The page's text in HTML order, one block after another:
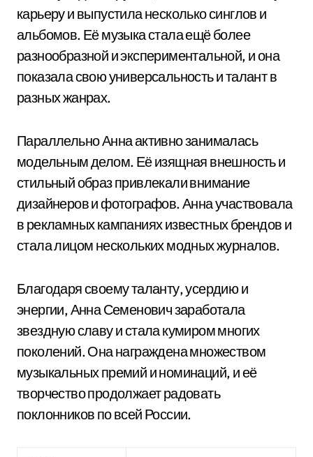
карьеру и выпустила несколько синглов и
альбомов. Её музыка стала ещё более
разнообразной и экспериментальной, и она
показала свою универсальность и талант в
разных жанрах.
Параллельно Анна активно занималась
модельным делом. Её изящная внешность и
стильный образ привлекали внимание
дизайнеров и фотографов. Анна участвовала
в рекламных кампаниях известных брендов и
стала лицом нескольких модных журналов.
Благодаря своему таланту, усердию и
энергии, Анна Семенович заработала
звездную славу и стала кумиром многих
поколений. Она награждена множеством
музыкальных премий и номинаций, и её
творчество продолжает радовать
поклонников по всей России.